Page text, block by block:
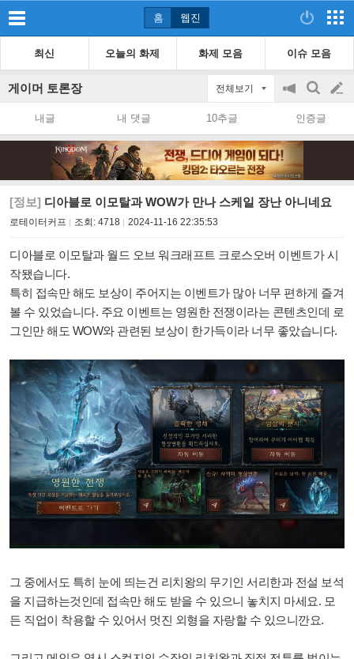
홈 웹진
최신 오늘의 화제 화제 모음 이슈 모음
게이머 토론장 전체보기
공
on/off
검
색
글
쓰
내글 내 댓글 10추글 인증글
[정보] 디아블로 이모탈과 WOW가 만나 스케일 장난 아니네요
로테이터커프 조회: 4718 2024-11-16 22:35:53
디아블로 이모탈과 월드 오브 워크래프트 크로스오버 이벤트가 시
작됐습니다.
특히 접속만 해도 보상이 주어지는 이벤트가 많아 너무 편하게 즐겨
볼 수 있었습니다. 주요 이벤트는 영원한 전쟁이라는 콘텐츠인데 로
그인만 해도 WOW와 관련된 보상이 한가득이라 너무 좋았습니다.
그 중에서도 특히 눈에 띄는건 리치왕의 무기인 서리한과 전설 보석
을 지급하는것인데 접속만 해도 받을 수 있으니 놓치지 마세요. 모
든 직업이 착용할 수 있어서 멋진 외형을 자랑할 수 있으니깐요.